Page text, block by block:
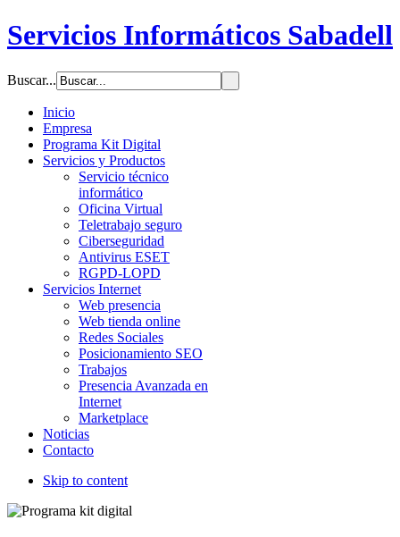
Servicios Informáticos Sabadell
Buscar...
Inicio
Empresa
Programa Kit Digital
Servicios y Productos
Servicio técnico
informático
Oficina Virtual
Teletrabajo seguro
Ciberseguridad
Antivirus ESET
RGPD-LOPD
Servicios Internet
Web presencia
Web tienda online
Redes Sociales
Posicionamiento SEO
Trabajos
Presencia Avanzada en
Internet
Marketplace
Noticias
Contacto
Skip to content